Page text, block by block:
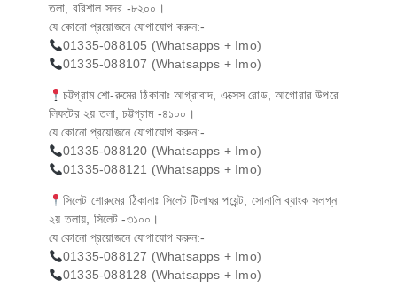
তলা, বরিশাল সদর -৮২০০।
যে কোনো প্রয়োজনে যোগাযোগ করুন:-
01335-088105 (Whatsapps + Imo)
01335-088107 (Whatsapps + Imo)
চট্টগ্রাম শো-রুমের ঠিকানাঃ আগ্রাবাদ, এক্সেস রোড, আগোরার উপরে
লিফটের ২য় তলা, চট্টগ্রাম -৪১০০।
যে কোনো প্রয়োজনে যোগাযোগ করুন:-
01335-088120 (Whatsapps + Imo)
01335-088121 (Whatsapps + Imo)
সিলেট শোরুমের ঠিকানাঃ সিলেট টিলাঘর পয়েন্ট, সোনালি ব্যাংক সলগ্ন
২য় তলায়, সিলেট -৩১০০।
যে কোনো প্রয়োজনে যোগাযোগ করুন:-
01335-088127 (Whatsapps + Imo)
01335-088128 (Whatsapps + Imo)